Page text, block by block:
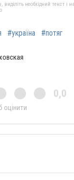
необхідний текст і
#україна #потяг
0,0
оцінити